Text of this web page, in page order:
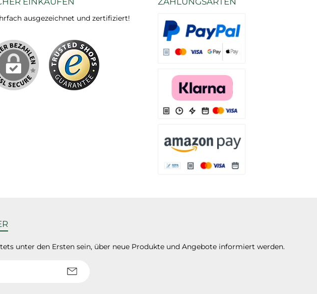
ausgezeichnet und zertifiziert!
unter den Ersten sein, über neue Produkte und Angebote informiert werden.